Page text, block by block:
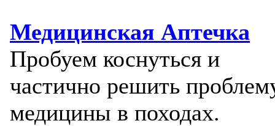
Медицинская Аптечка
Пробуем коснуться и
частично решить
медицины в походах.